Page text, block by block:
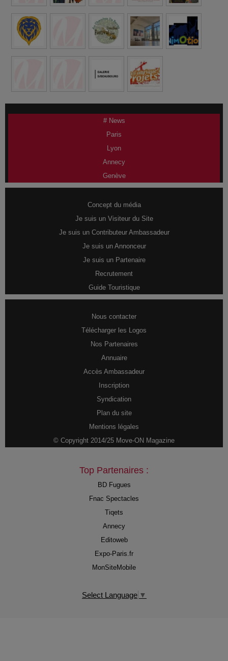
# News
Paris
Lyon
Annecy
Genève
Concept du média
Je suis un Visiteur du Site
Je suis un Contributeur Ambassadeur
Je suis un Annonceur
Je suis un Partenaire
Recrutement
Guide Touristique
Nous contacter
Télécharger les Logos
Nos Partenaires
Annuaire
Accès Ambassadeur
Inscription
Syndication
Plan du site
Mentions légales
© Copyright 2014/25 Move-ON Magazine
Top Partenaires :
BD Fugues
Fnac Spectacles
Tiqets
Annecy
Editoweb
Expo-Paris.fr
MonSiteMobile
Select Language ▼